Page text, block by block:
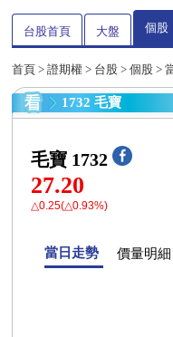
台股首頁 大盤 個股
首頁 > 證期權 > 台股 > 個股 >
1732 毛寶
毛寶 1732
27.20
△0.25(△0.93%)
當日走勢 價量明細